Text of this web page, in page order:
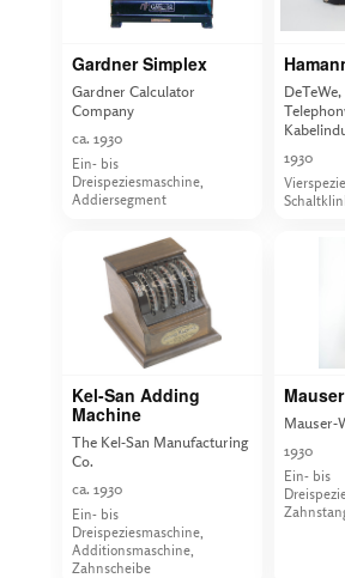
Gardner Simplex
Gardner Calculator
Company
ca. 1930
Ein- bis
Dreispeziesmaschine,
Addiersegment
1930
Kel-San Adding
Machine
The Kel-San Manufacturing
Co.
ca. 1930
Ein- bis
Dreispeziesmaschine,
Additionsmaschine,
Zahnscheibe
Mauser-
1930
Ein- bis